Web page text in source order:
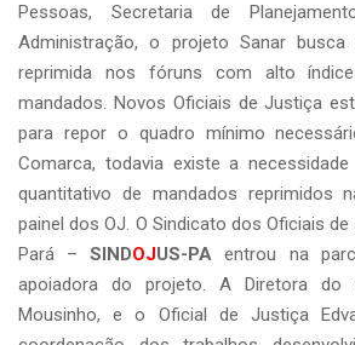
Pessoas, Secretaria de
Administração, o projeto Sanar busca
reprimida nos fóruns com alto
mandados. Novos Oficiais de Justiça
para repor o quadro mínimo
Comarca, todavia existe a
quantitativo de mandados reprimidos
painel dos OJ. O Sindicato dos Oficiais
Pará – SINDOJUS-PA entrou na
apoiadora do projeto. A Diretora do
Mousinho, e o Oficial de Justiça